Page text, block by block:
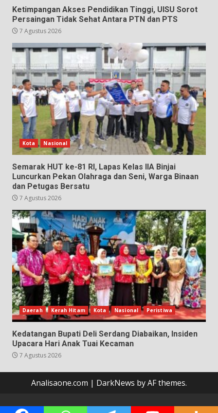
Ketimpangan Akses Pendidikan Tinggi, UISU Sorot
Persaingan Tidak Sehat Antara PTN dan PTS
7 Agustus 2026
Kota Nasional
Semarak HUT ke-81 RI, Lapas Kelas IIA Binjai
Luncurkan Pekan Olahraga dan Seni, Warga Binaan
dan Petugas Bersatu
7 Agustus 2026
Daerah Kerah Hitam Kota Nasional Peristiwa
Kedatangan Bupati Deli Serdang Diabaikan, Insiden
Upacara Hari Anak Tuai Kecaman
7 Agustus 2026
Analisaone.com | DarkNews by AF themes.